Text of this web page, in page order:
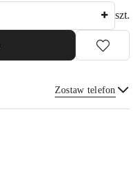
szt.
Zostaw telefon